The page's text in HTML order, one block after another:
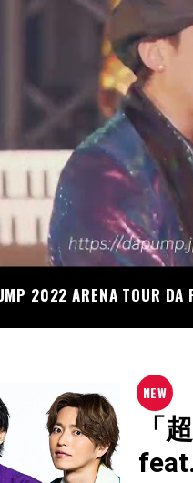
「音楽の日2026」出演決定！
11月開催「LIVE DA PUMP 2026
月)兵庫公演チケット一般販売(先着)
PREMIUM LIVE 2026」グッズ通
2022 ARENA TOUR DA
「